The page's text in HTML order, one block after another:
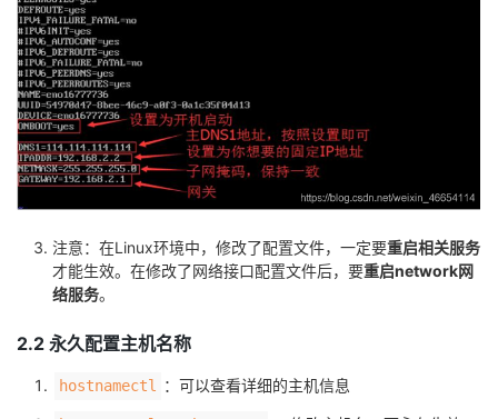
注意：在Linux环境中，修改了配置文件，一定要重启相关服务
才能生效。在修改了网络接口配置文件后，要重启network网
络服务。
2.2 永久配置主机名称
hostnamectl ：可以查看详细的主机信息